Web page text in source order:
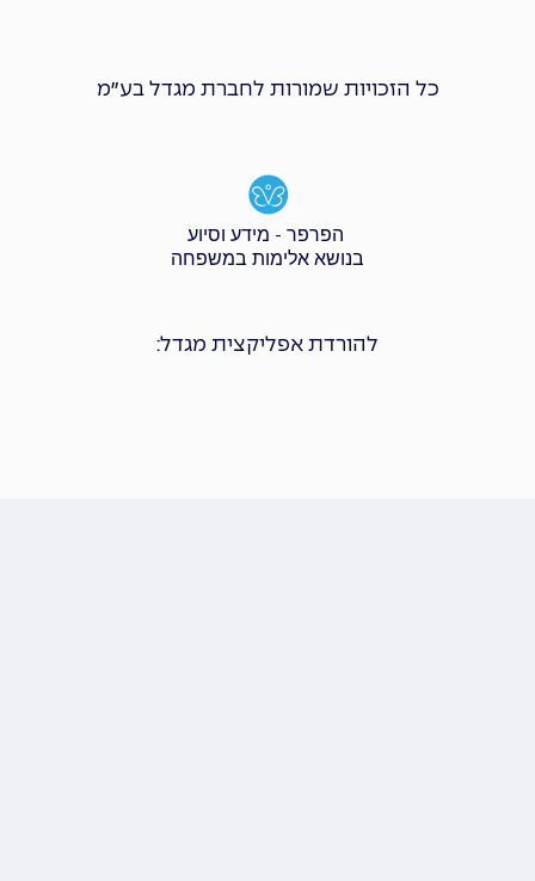
כל הזכויות שמורות לחברת מגדל בע״מ
הפרפר - מידע וסיוע
בנושא אלימות במשפחה
להורדת אפליקצית מגדל: